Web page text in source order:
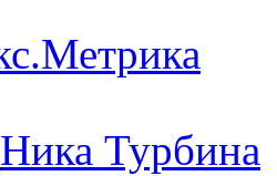
Ника Турбина